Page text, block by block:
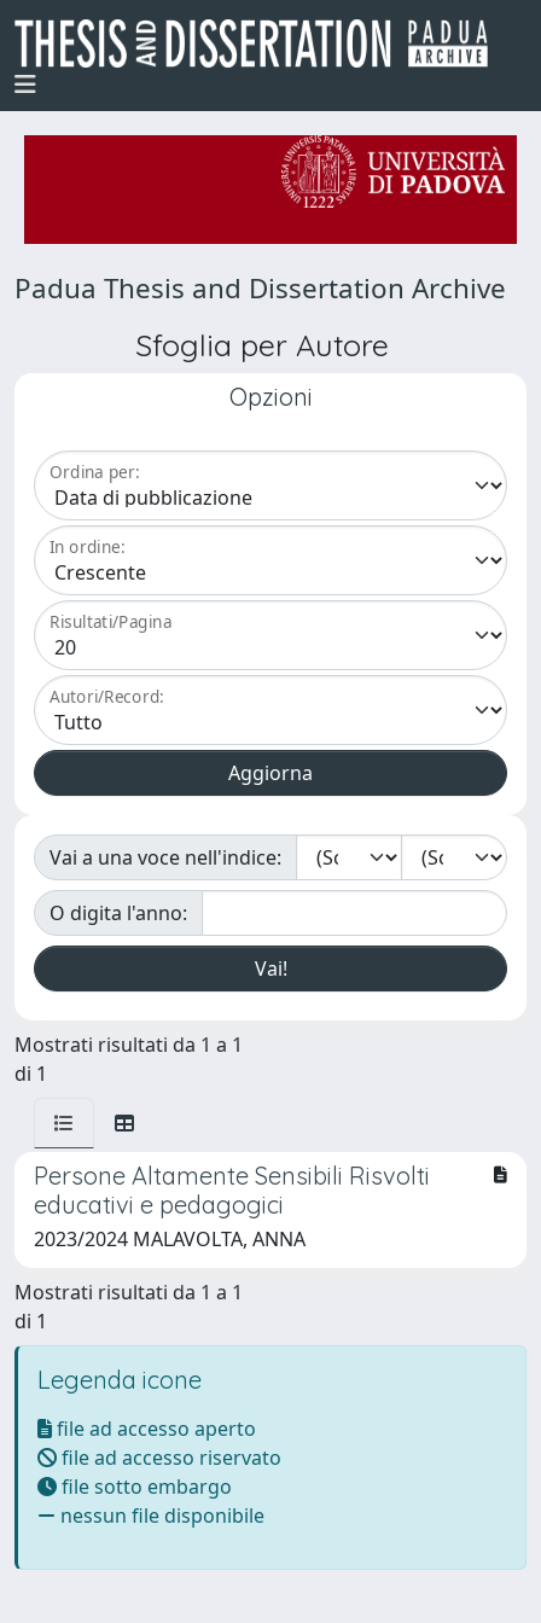
Padua Thesis and Dissertation Archive
Sfoglia per Autore
Opzioni
Ordina per:
In ordine:
Risultati/Pagina
Autori/Record:
Vai a una voce nell'indice:
O digita l'anno:
Mostrati risultati da 1 a 1
di 1
Persone Altamente Sensibili Risvolti
educativi e pedagogici
2023/2024 MALAVOLTA, ANNA
Mostrati risultati da 1 a 1
di 1
Legenda icone
file ad accesso aperto
file ad accesso riservato
file sotto embargo
nessun file disponibile